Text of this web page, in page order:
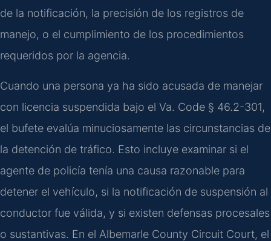
de la notificación, la precisión de los registros de
manejo, o el cumplimiento de los procedimientos
requeridos por la agencia.
Cuando una persona ya ha sido acusada de manejar
con licencia suspendida bajo el Va. Code § 46.2-301,
el bufete evalúa minuciosamente las circunstancias de
la detención de tráfico. Esto incluye examinar si el
agente de policía tenía una causa razonable para
detener el vehículo, si la notificación de suspensión al
conductor fue válida, y si existen defensas procesales
o sustantivas. En el Albemarle County Circuit Court, el